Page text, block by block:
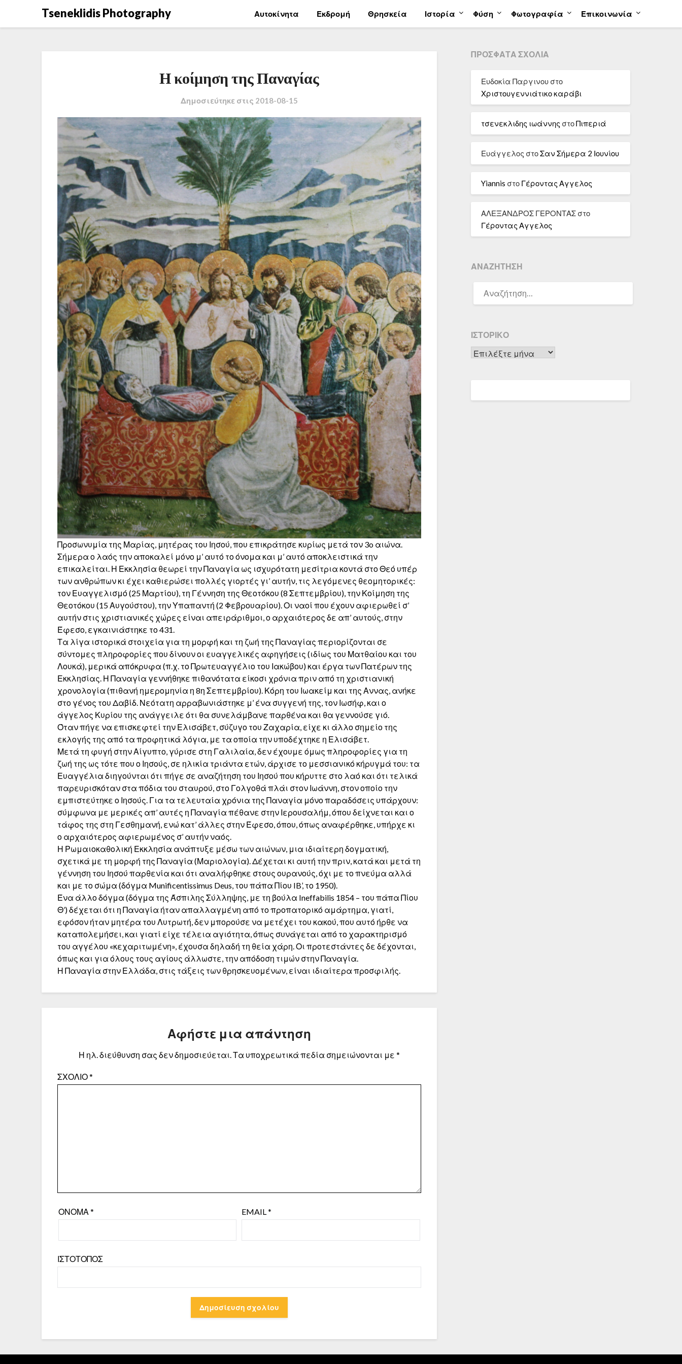
Tseneklidis Photography Αυτοκίνητα Εκδρομή Θρησκεία Ιστορία Φύση Φωτογραφία Επικοινωνία
Η κοίμηση της Παναγίας
Δημοσιεύτηκε στις 2018-08-15
Προσωνυμία της Μαρίας, μητέρας του Ιησού, που επικράτησε κυρίως μετά τον 3o αιώνα.
Σήμερα ο λαός την αποκαλεί μόνο μ’ αυτό το όνομα και μ’ αυτό αποκλειστικά την
επικαλείται. Η Εκκλησία θεωρεί την Παναγία ως ισχυρότατη μεσίτρια κοντά στο Θεό υπέρ
των ανθρώπων κι έχει καθιερώσει πολλές γιορτές γι’ αυτήν, τις λεγόμενες θεομητορικές:
τον Ευαγγελισμό (25 Μαρτίου), τη Γέννηση της Θεοτόκου (8 Σεπτεμβρίου), την Κοίμηση της
Θεοτόκου (15 Αυγούστου), την Υπαπαντή (2 Φεβρουαρίου). Οι ναοί που έχουν αφιερωθεί σ’
αυτήν στις χριστιανικές χώρες είναι απειράριθμοι, ο αρχαιότερος δε απ’ αυτούς, στην
Έφεσο, εγκαινιάστηκε το 431.
Τα λίγα ιστορικά στοιχεία για τη μορφή και τη ζωή της Παναγίας περιορίζονται σε
σύντομες πληροφορίες που δίνουν οι ευαγγελικές αφηγήσεις (ιδίως του Ματθαίου και του
Λουκά), μερικά απόκρυφα (π.χ. το Πρωτευαγγέλιο του Ιακώβου) και έργα των Πατέρων της
Εκκλησίας. Η Παναγία γεννήθηκε πιθανότατα είκοσι χρόνια πριν από τη χριστιανική
χρονολογία (πιθανή ημερομηνία η 8η Σεπτεμβρίου). Κόρη του Ιωακείμ και της Αννας, ανήκε
στο γένος του Δαβίδ. Νεότατη αρραβωνιάστηκε μ’ ένα συγγενή της, τον Ιωσήφ, και ο
άγγελος Κυρίου της ανάγγειλε ότι θα συνελάμβανε παρθένα και θα γεννούσε γιό.
Όταν πήγε να επισκεφτεί την Ελισάβετ, σύζυγο του Ζαχαρία, είχε κι άλλο σημείο της
εκλογής της από τα προφητικά λόγια, με τα οποία την υποδέχτηκε η Ελισάβετ.
Μετά τη φυγή στην Αίγυπτο, γύρισε στη Γαλιλαία, δεν έχουμε όμως πληροφορίες για τη
ζωή της ως τότε που ο Ιησούς, σε ηλικία τριάντα ετών, άρχισε το μεσσιανικό κήρυγμά του: τα
Ευαγγέλια διηγούνται ότι πήγε σε αναζήτηση του Ιησού που κήρυττε στο λαό και ότι τελικά
παρευρισκόταν στα πόδια του σταυρού, στο Γολγοθά πλάι στον Ιωάννη, στον οποίο την
εμπιστεύτηκε ο Ιησούς. Για τα τελευταία χρόνια της Παναγία μόνο παραδόσεις υπάρχουν:
σύμφωνα με μερικές απ’ αυτές η Παναγία πέθανε στην Ιερουσαλήμ, όπου δείχνεται και ο
τάφος της στη Γεσθημανή, ενώ κατ’ άλλες στην Έφεσο, όπου, όπως αναφέρθηκε, υπήρχε κι
ο αρχαιότερος αφιερωμένος σ’ αυτήν ναός.
Η Ρωμαιοκαθολική Εκκλησία ανάπτυξε μέσω των αιώνων, μια ιδιαίτερη δογματική,
σχετικά με τη μορφή της Παναγία (Μαριολογία). Δέχεται κι αυτή την πριν, κατά και μετά τη
γέννηση του Ιησού παρθενία και ότι αναλήφθηκε στους ουρανούς, όχι με το πνεύμα αλλά
και με το σώμα (δόγμα Munificentissimus Deus, του πάπα Πίου IB’, το 1950).
Ένα άλλο δόγμα (δόγμα της Άσπιλης Σύλληψης, με τη βούλα Ineffabilis 1854 – του πάπα Πίου
Θ’) δέχεται ότι η Παναγία ήταν απαλλαγμένη από το προπατορικό αμάρτημα, γιατί,
εφόσον ήταν μητέρα του Λυτρωτή, δεν μπορούσε να μετέχει του κακού, που αυτό ήρθε να
καταπολεμήσει, και γιατί είχε τέλεια αγιότητα, όπως συνάγεται από το χαρακτηρισμό
του αγγέλου «κεχαριτωμένη», έχουσα δηλαδή τη θεία χάρη. Οι προτεστάντες δε δέχονται,
όπως και για όλους τους αγίους άλλωστε, την απόδοση τιμών στην Παναγία.
Η Παναγία στην Ελλάδα, στις τάξεις των θρησκευομένων, είναι ιδιαίτερα προσφιλής.
Αφήστε μια απάντηση
Η ηλ. διεύθυνση σας δεν δημοσιεύεται.Τα υποχρεωτικά πεδία σημειώνονται με *
ΣΧΌΛΙΟ*
ΌΝΟΜΑ* EMAIL*
ΙΣΤΌΤΟΠΟΣ
ΠΡΌΣΦΑΤΑ ΣΧΌΛΙΑ
Ευδοκία Παργινουστο
Χριστουγεννιάτικο καράβι
τσενεκλιδης ιωάννης στοΠιπεριά
Ευάγγελος στοΣαν Σήμερα 2 Ιουνίου
Yiannis στο Γέροντας Αγγελος
ΑΛΕΞΑΝΔΡΟΣ ΓΕΡΟΝΤΑΣστο
Γέροντας Αγγελος
ΑΝΑΖΉΤΗΣΗ
ΓΙΑ:
ΙΣΤΟΡΙΚΌ
Ιστορικό